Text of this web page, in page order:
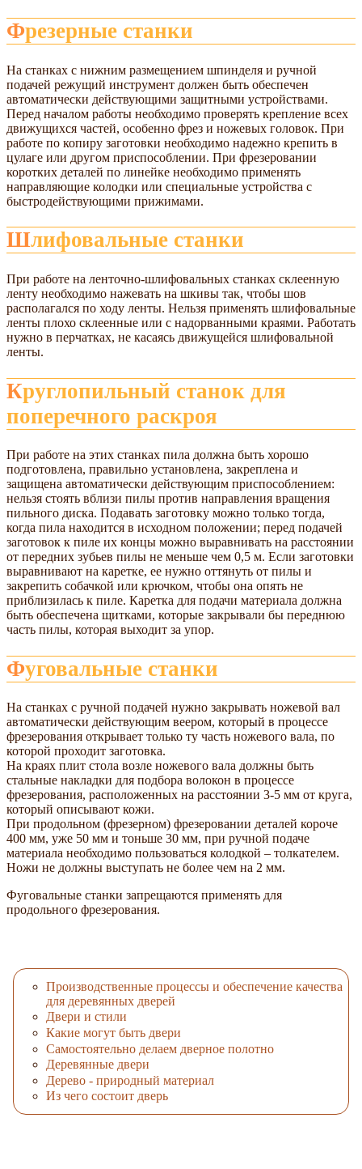
Фрезерные станки
На станках с нижним размещением шпинделя и ручной
подачей режущий инструмент должен быть обеспечен
автоматически действующими защитными устройствами.
Перед началом работы необходимо проверять крепление всех
движущихся частей, особенно фрез и ножевых головок. При
работе по копиру заготовки необходимо надежно крепить в
цулаге или другом приспособлении. При фрезеровании
коротких деталей по линейке необходимо применять
направляющие колодки или специальные устройства с
быстродействующими прижимами.
Шлифовальные станки
При работе на ленточно-шлифовальных станках склеенную
ленту необходимо нажевать на шкивы так, чтобы шов
располагался по ходу ленты. Нельзя применять шлифовальные
ленты плохо склеенные или с надорванными краями. Работать
нужно в перчатках, не касаясь движущейся шлифовальной
ленты.
Круглопильный станок для
поперечного раскроя
При работе на этих станках пила должна быть хорошо
подготовлена, правильно установлена, закреплена и
защищена автоматически действующим приспособлением:
нельзя стоять вблизи пилы против направления вращения
пильного диска. Подавать заготовку можно только тогда,
когда пила находится в исходном положении; перед подачей
заготовок к пиле их концы можно выравнивать на расстоянии
от передних зубьев пилы не меньше чем 0,5 м. Если заготовки
выравнивают на каретке, ее нужно оттянуть от пилы и
закрепить собачкой или крючком, чтобы она опять не
приблизилась к пиле. Каретка для подачи материала должна
быть обеспечена щитками, которые закрывали бы переднюю
часть пилы, которая выходит за упор.
Фуговальные станки
На станках с ручной подачей нужно закрывать ножевой вал
автоматически действующим веером, который в процессе
фрезерования открывает только ту часть ножевого вала, по
которой проходит заготовка.
На краях плит стола возле ножевого вала должны быть
стальные накладки для подбора волокон в процессе
фрезерования, расположенных на расстоянии 3-5 мм от круга,
который описывают кожи.
При продольном (фрезерном) фрезеровании деталей короче
400 мм, уже 50 мм и тоньше 30 мм, при ручной подаче
материала необходимо пользоваться колодкой – толкателем.
Ножи не должны выступать не более чем на 2 мм.
Фуговальные станки запрещаются применять для
продольного фрезерования.
Производственные процессы и обеспечение качества
для деревянных дверей
Двери и стили
Какие могут быть двери
Самостоятельно делаем дверное полотно
Деревянные двери
Дерево - природный материал
Из чего состоит дверь